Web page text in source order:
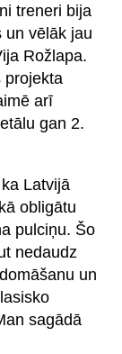
treneri bija
un vēlāk jau
Rožlapa.
projekta
arī
gan 2.
Latvijā
obligātu
pulciņu. Šo
nedaudz
un
sagādā